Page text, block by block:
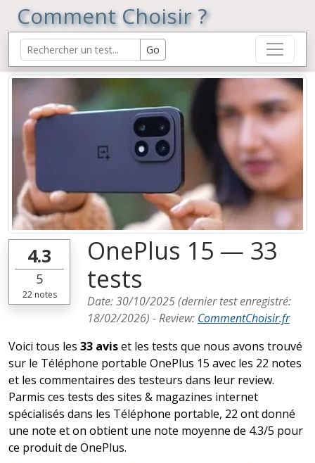
Comment Choisir ?
4.3
5
22notes
OnePlus 15 — 33
tests
Date:30/10/2025(dernier test enregistré:
18/02/2026) -Review: CommentChoisir.fr
Voici tous les 33 aviset les tests que nous avons trouvé
sur le Téléphone portable OnePlus 15 avec les 22 notes
et les commentaires des testeurs dans leur review.
Parmis ces tests des sites & magazines internet
spécialisés dans les Téléphone portable, 22 ont donné
une note et on obtient une note moyenne de 4.3/5 pour
ce produit de OnePlus.